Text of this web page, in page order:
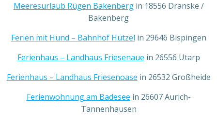
Meeresurlaub Rügen Bakenbergin 18556 Dranske /
Bakenberg
Ferien mit Hund – Bahnhof Hützel in 29646 Bispingen
Ferienhaus – Landhaus Friesenaue in 26556 Utarp
Ferienhaus – Landhaus Friesenoase in 26532 Großheide
Ferienwohnung am Badesee in 26607 Aurich-
Tannenhausen